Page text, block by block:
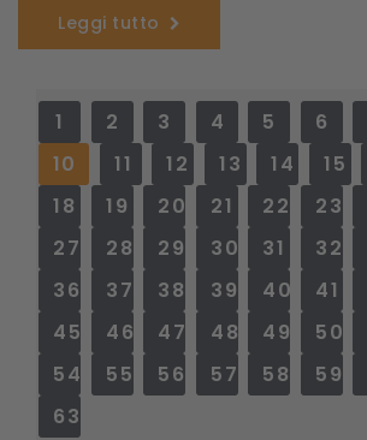
Leggi tutto
1 2 3 4 5 6
10
11 12 13 14 15
18
19 20 21 22 23
27
28 29 30 31 32
36
37 38 39 40 41
45
46 47 48 49 50
54
55 56 57 58 59
63